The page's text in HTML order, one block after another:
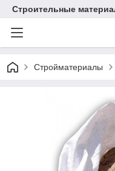
Строительные
Стройматериалы